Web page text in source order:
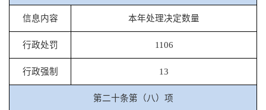
信息内容 本年处理决定数量
行政处罚 1106
行政强制 13
第二十条第（八）项